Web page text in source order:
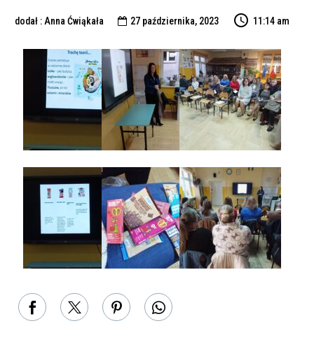
dodał : Anna Ćwiąkała  27 października, 2023 11:14 am